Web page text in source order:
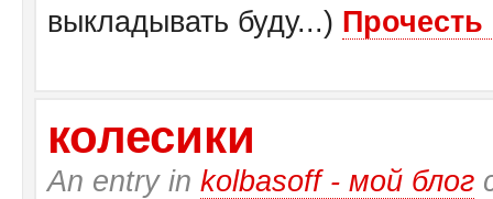
выкладывать буду...)
колесики
An entry in kolbasoff - мой блог